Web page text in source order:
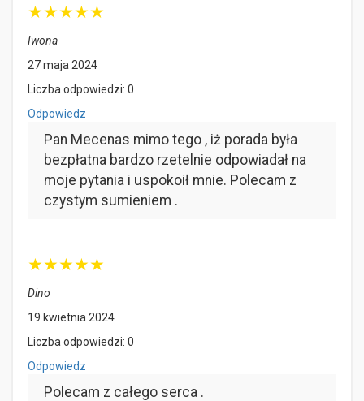
★★★★★
Iwona
27 maja 2024
Liczba odpowiedzi: 0
Odpowiedz
Pan Mecenas mimo tego , iż porada była
bezpłatna bardzo rzetelnie odpowiadał na
moje pytania i uspokoił mnie. Polecam z
czystym sumieniem .
★★★★★
Dino
19 kwietnia 2024
Liczba odpowiedzi: 0
Odpowiedz
Polecam z całego serca .